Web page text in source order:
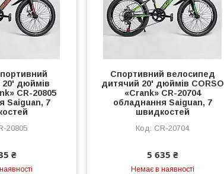
дюймів
CR-20805
Saiguan, 7
20805
₴
Спортивний велосипед
дитячий 20' дюймів CORSO
«Crank» CR-20704
обладнання Saiguan, 7
швидкостей
CR-20704
5 635 ₴
Немає в наявності